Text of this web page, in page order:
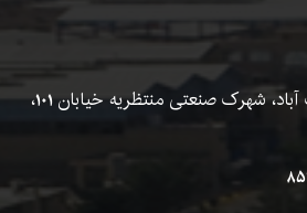
شهرک صنعتی منتظریه خیابان101،